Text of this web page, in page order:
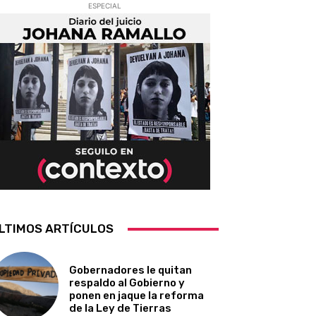
ESPECIAL
ARTÍCULOS
Gobernadores le quitan
respaldo al Gobierno y
ponen en jaque la reforma
de la Ley de Tierras